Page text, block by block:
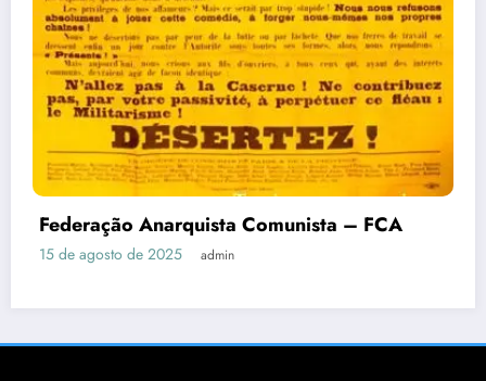
Federação Anarquista Comunista – FCA
15 de agosto de 2025 admin